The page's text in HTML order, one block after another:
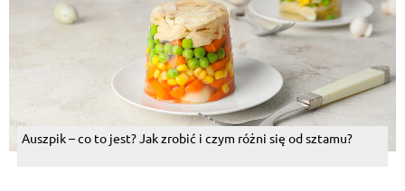
Auszpik – co to jest? Jak zrobić i czym różni się od sztamu?